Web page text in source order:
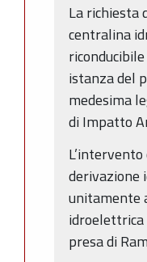
La richiesta
centralina
istanza del
medesima
di Impatto
derivazione
unitamente
idroelettrica
presa di